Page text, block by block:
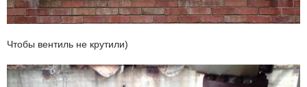
Чтобы вентиль не крутили)